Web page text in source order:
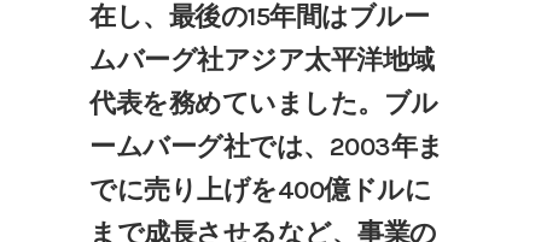
在し、最後の15年間はブルー
ムバーグ社アジア太平洋地域
代表を務めていました。ブル
ームバーグ社では、2003年ま
でに売り上げを400億ドルに
まで成長させるなど、事業の